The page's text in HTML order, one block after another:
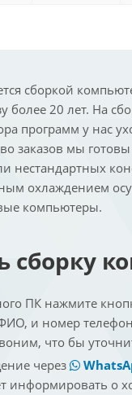
сборкой
более 20 лет. На
программ у нас
заказов мы
нестандартных
охлаждением
компьютеры.
сборку
ПК нажмите
и номер
что бы
через
информировать о